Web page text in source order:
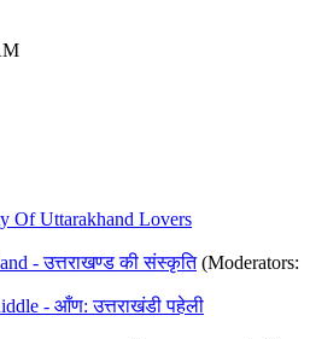
Of Uttarakhand Lovers
- उत्तराखण्ड की संस्कृति (Moderators:
- आँण: उत्तराखंडी पहेली